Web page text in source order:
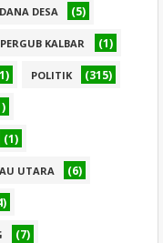
DANA DESA (5)
PERGUB KALBAR (1)
POLITIK (315)
(1)
UTARA (6)
(7)